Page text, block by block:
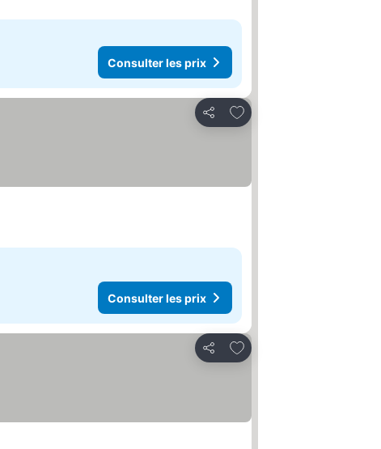
Consulter les prix
Partager
Ajouter à mes favoris
Consulter les prix
Partager
Ajouter à mes favoris